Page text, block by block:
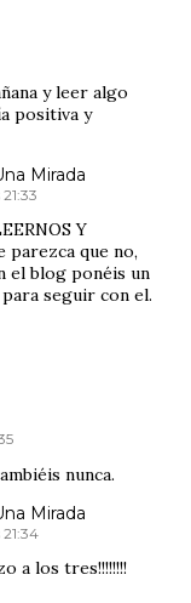
y leer algo
positiva y
Mirada
Y
parezca que no,
el blog ponéis un
seguir con el.
nunca.
Mirada
a los tres!!!!!!!!